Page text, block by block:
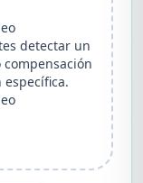
detectar un